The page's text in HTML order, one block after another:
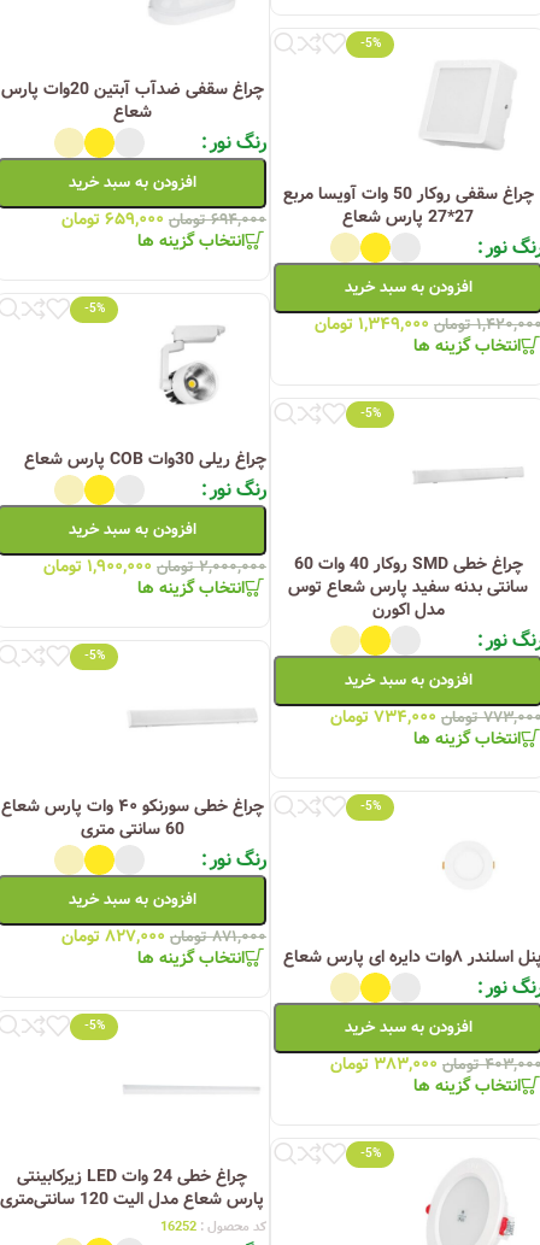
چراغ سقفی ضدآب آبتین 20وات پارس
شعاع
رنگ نور
افزودن به سبد خرید
۶۹۴,۰۰۰ تومان ۶۵۹,۰۰۰تومان
انتخاب گزینه ها
-5%
چراغ سقفی روکار 50 وات آویسا مربع
27*27 پارس شعاع
نور
افزودن به سبد خرید
تومان ۱,۳۴۹,۰۰۰ تومان
انتخاب گزینه ها
-5%
چراغ ریلی 30وات COB پارس شعاع
رنگ نور
افزودن به سبد خرید
۲,۰۰۰,۰۰۰ تومان ۱,۹۰۰,۰۰۰ تومان
انتخاب گزینه ها
-5%
چراغ خطی SMD روکار 40 وات 60
سانتی بدنه سفید پارس شعاع توس
مدل اکورن
نور
افزودن به سبد خرید
تومان ۷۳۴,۰۰۰تومان
انتخاب گزینه ها
-5%
چراغ خطی سورنکو ۴۰ وات پارس شعاع
60 سانتی متری
رنگ نور
افزودن به سبد خرید
۸۷۱,۰۰۰ تومان ۸۲۷,۰۰۰تومان
انتخاب گزینه ها
-5%
اسلندر ۸وات دایره ای پارس شعاع
نور
افزودن به سبد خرید
تومان ۳۸۳,۰۰۰ تومان
انتخاب گزینه ها
-5%
چراغ خطی 24 وات LED زیرکابینتی
پارس شعاع مدل الیت 120 سانتی‌متری
کد محصول : 16252
-5%